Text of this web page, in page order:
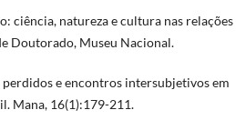
ciência, natureza e cultura nas relações
Doutorado, Museu Nacional.
perdidos e encontros intersubjetivos em
Mana, 16(1):179-211.